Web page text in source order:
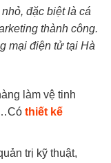
đặc biệt là cá
thành công.
mại điện tử tại Hà
làm vệ tinh
thiết kế
trị kỹ thuật,